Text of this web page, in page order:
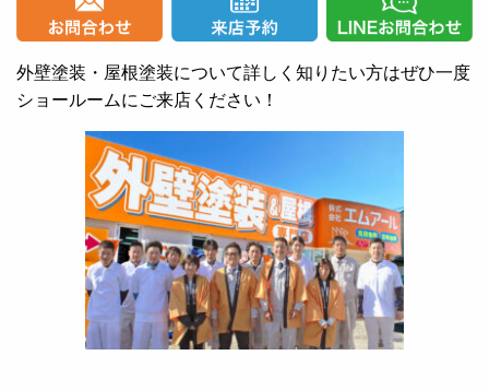
外壁塗装・屋根塗装について詳しく知りたい方はぜひ一度
ショールームにご来店ください！